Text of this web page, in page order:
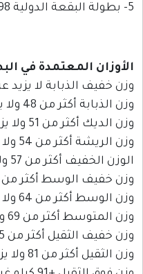
5- بطولة البقعة الدولية 1998 ميدالية فضية و+4 فضية.
الأوزان المعتمدة في
وزن خفيف الذبابة لا يزيد عن 48 كيلو
وزن الذبابة أكثر من 48 ولا يزيد عن 51 كيلو غرام.
وزن الديك أكثر من 51 ولا يزيد عن 54 كيلو غرام.
وزن الريشة أكثر من 54 ولا يزيد عن 57 كيلو غرام.
الوزن الخفيف أكثر من 57 ولا يزيد عن 60 كيلو غرام.
وزن خفيف الوسط أكثر من 60 ولا يزيد عن 64 كيلو غرام.
وزن الوسط أكثر من 64 ولا يزيد عن 69 كيلو غرام.
وزن المتوسط أكثر من 69 ولا يزيد عن 75 كيلو غرام.
وزن خفيف الثقيل أكثر من 75 ولا يزيد عن 81. كيلو غرام.
وزن الثقيل أكثر من 81 ولا يزيد عن 91 كيلو غرام.